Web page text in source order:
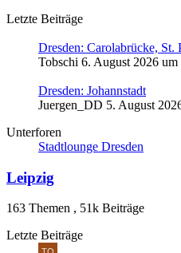
Letzte Beiträge
Dresden: Carolabrücke, St.
Tobschi 6. August 2026 um
Dresden: Johannstadt
Juergen_DD 5. August
Unterforen
Stadtlounge Dresden
Leipzig
163 Themen , 51k Beiträge
Letzte Beiträge